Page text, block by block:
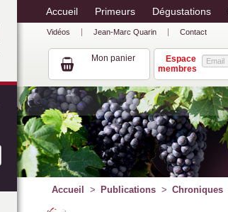
Accueil Primeurs Dégustations
Vidéos Jean-Marc Quarin Contact
Mon panier
Espace
membres
Accueil Publications Chroniques